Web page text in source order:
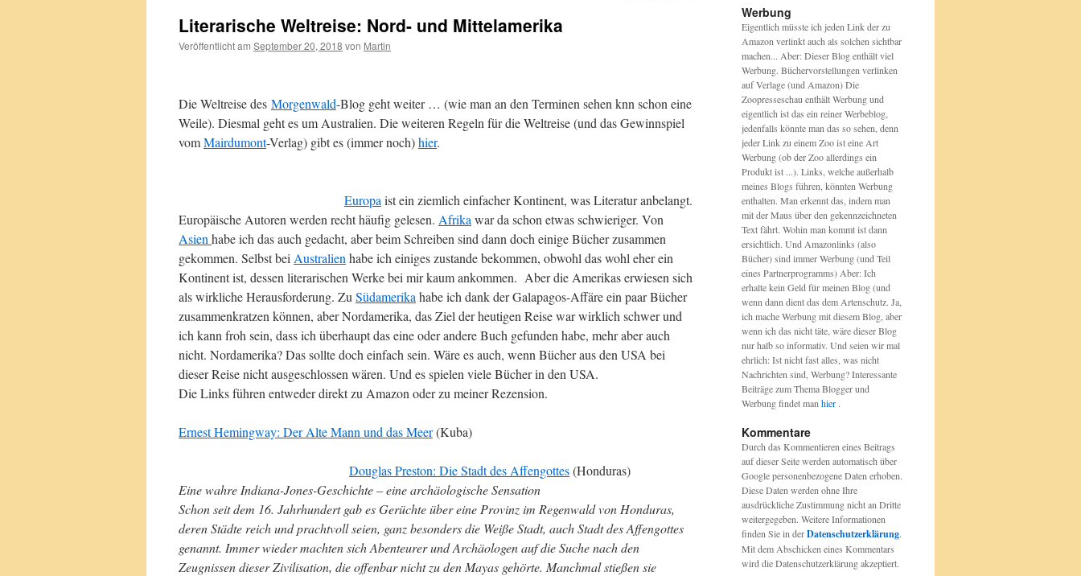
Literarische Weltreise: Nord- und Mittelamerika
Veröffentlicht am September 20, 2018 von Martin
Die Weltreise des Morgenwald-Blog geht weiter … (wie man an den Terminen sehen knn schon eine
Weile). Diesmal geht es um Australien. Die weiteren Regeln für die Weltreise (und das Gewinnspiel
vomMairdumont-Verlag) gibt es (immer noch)hier.
Europa ist ein ziemlich einfacher Kontinent, was Literatur anbelangt.
Europäische Autoren werden recht häufig gelesen. Afrika war da schon etwas schwieriger. Von
Asien habe ich das auch gedacht, aber beim Schreiben sind dann doch einige Bücher zusammen
gekommen. Selbst bei Australien habe ich einiges zustande bekommen, obwohl das wohl eher ein
Kontinent ist, dessen literarischen Werke bei mir kaum ankommen. Aber die Amerikas erwiesen sich
als wirkliche Herausforderung. Zu Südamerika habe ich dank der Galapagos-Affäre ein paar Bücher
zusammenkratzen können, aber Nordamerika, das Ziel der heutigen Reise war wirklich schwer und
ich kann froh sein, dass ich überhaupt das eine oder andere Buch gefunden habe, mehr aber auch
nicht. Nordamerika? Das sollte doch einfach sein. Wäre es auch, wenn Bücher aus den USA bei
dieser Reise nicht ausgeschlossen wären. Und es spielen viele Bücher in den USA.
Die Links führen entweder direkt zu Amazon oder zu meiner Rezension.
Ernest Hemingway: Der Alte Mann und das Meer(Kuba)
Douglas Preston: Die Stadt des Affengottes(Honduras)
Eine wahre Indiana-Jones-Geschichte – eine archäologische Sensation
Schon seit dem 16. Jahrhundert gab es Gerüchte über eine Provinz im Regenwald von Honduras,
deren Städte reich und prachtvoll seien, ganz besonders die Weiße Stadt, auch Stadt des Affengottes
genannt. Immer wieder machten sich Abenteurer und Archäologen auf die Suche nach den
Zeugnissen dieser Zivilisation, die offenbar nicht zu den Mayas gehörte. Manchmal stießen sie
Werbung
Eigentlich müsste ich jeden Link der zu
Amazon verlinkt auch als solchen sichtbar
machen... Aber: Dieser Blog enthält viel
Werbung. Büchervorstellungen verlinken
auf Verlage (und Amazon) Die
Zoopresseschau enthält Werbung und
eigentlich ist das ein reiner Werbeblog,
jedenfalls könnte man das so sehen, denn
jeder Link zu einem Zoo ist eine Art
Werbung (ob der Zoo allerdings ein
Produkt ist ...). Links, welche außerhalb
meines Blogs führen, könnten Werbung
enthalten. Man erkennt das, indem man
mit der Maus über den gekennzeichneten
Text fährt. Wohin man kommt ist dann
ersichtlich. Und Amazonlinks (also
Bücher) sind immer Werbung (und Teil
eines Partnerprogramms) Aber: Ich
erhalte kein Geld für meinen Blog (und
wenn dann dient das dem Artenschutz. Ja,
ich mache Werbung mit diesem Blog, aber
wenn ich das nicht täte, wäre dieser Blog
nur halb so informativ. Und seien wir mal
ehrlich: Ist nicht fast alles, was nicht
Nachrichten sind, Werbung? Interessante
Beiträge zum Thema Blogger und
Werbung findet man hier .
Kommentare
Durch das Kommentieren eines Beitrags
auf dieser Seite werden automatisch über
Google personenbezogene Daten erhoben.
Diese Daten werden ohne Ihre
ausdrückliche Zustimmung nicht an Dritte
weitergegeben. Weitere Informationen
finden Sie in derDatenschutzerklärung.
Mit dem Abschicken eines Kommentars
wird die Datenschutzerklärung akzeptiert.